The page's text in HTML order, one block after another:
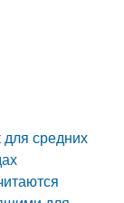
средних